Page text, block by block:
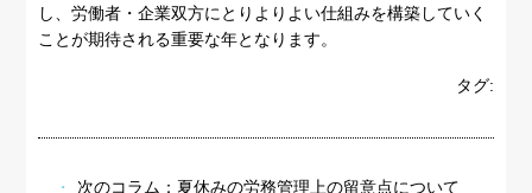
し、労働者・企業双方にとりよりよい仕組みを構築していく
ことが期待される重要な年となります。
タグ:
次のコラム： 夏休みの労務管理上の留意点について